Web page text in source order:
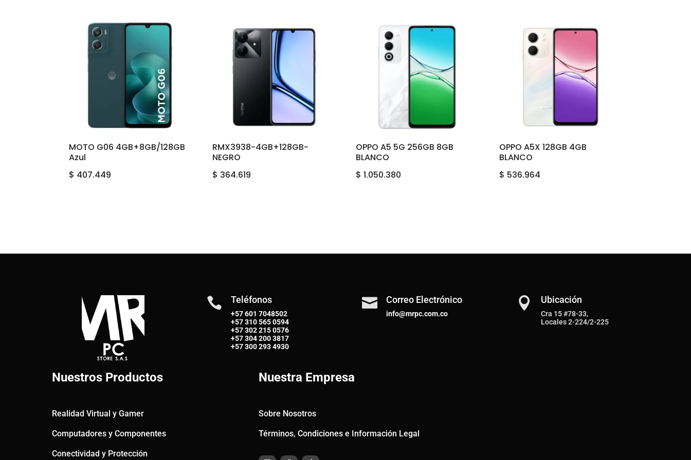
MOTO G06 4GB+8GB/128GB
Azul
$ 407.449
RMX3938-4GB+128GB-
NEGRO
$ 364.619
OPPO A5 5G 256GB 8GB
BLANCO
$ 1.050.380
OPPO A5X 128GB 4GB
BLANCO
$ 536.964
 Teléfonos
+57 601 7048502
+57310 565 0594
+57302 215 0576
+57304 200 3817
+57300 293 4930
 Correo Electrónico
info@mrpc.com.co
 Ubicación
Cra 15 #78-33,
Locales 2-224/2-225
Nuestros Productos
Realidad Virtual y Gamer
Computadores y Componentes
Conectividad y Protección
Nuestra Empresa
Sobre Nosotros
Términos, Condiciones e Información Legal